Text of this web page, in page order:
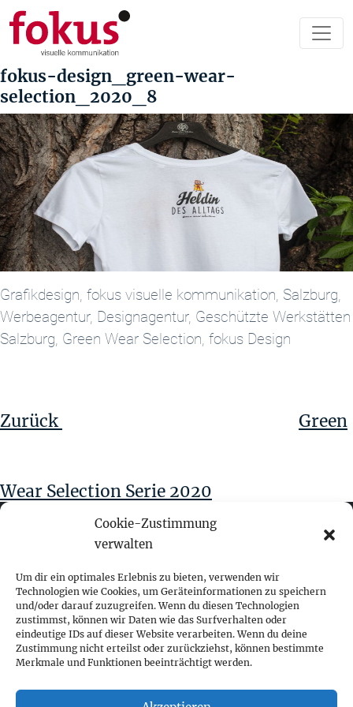
Cookie-Zustimmung
verwalten
Um dir ein optimales Erlebnis zu bieten, verwenden wir
Technologien wie Cookies, um Geräteinformationen zu speichern
und/oder darauf zuzugreifen. Wenn du diesen Technologien
zustimmst, können wir Daten wie das Surfverhalten oder
eindeutige IDs auf dieser Website verarbeiten. Wenn du deine
Zustimmung nicht erteilst oder zurückziehst, können bestimmte
Merkmale und Funktionen beeinträchtigt werden.
fokus-design_green-wear-
selection_2020_8
Grafikdesign, fokus visuelle kommunikation, Salzburg,
Werbeagentur, Designagentur, Geschützte Werkstätten
Salzburg, Green Wear Selection, fokus Design
Zurück
Green
Wear Selection Serie 2020
fokus visuelle kommunikation
Franz-Ofner-Straße 20
A - 5020 Salzburg
+ 43 662 452 083
fokus@fokus-design.com